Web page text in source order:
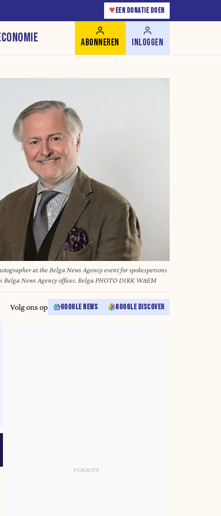
♥ EEN DONATIE DOEN
ABONNEREN INLOGGEN
at the Belga News Agency event for spokespersons
News Agency offices. Belga PHOTO DIRK WAEM
Volg ons op GOOGLE NEWS GOOGLE DISCOVER